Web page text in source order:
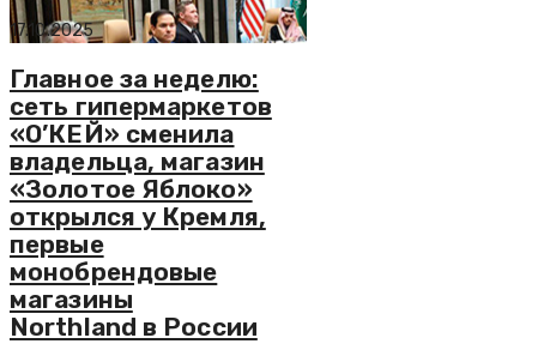
17.10.2025
Главное за неделю:
сеть гипермаркетов
«О’КЕЙ» сменила
владельца, магазин
«Золотое Яблоко»
открылся у Кремля,
первые
монобрендовые
магазины
Northland в России